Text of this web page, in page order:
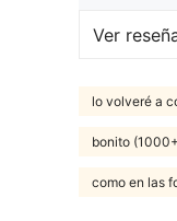
Ver
lo volveré a
bonito
como en las